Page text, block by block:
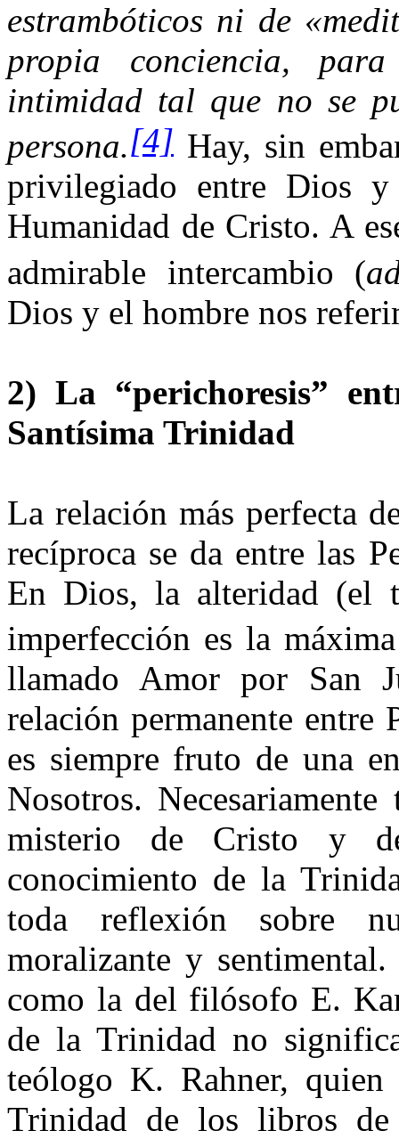
estrambóticos ni de
propia conciencia,
intimidad tal que no se
persona.[4] Hay, sin
privilegiado entre Dios
Humanidad de Cristo. A
admirable intercambio (
Dios y el hombre nos
2) La “perichoresis”
Santísima Trinidad
La relación más perfecta
recíproca se da entre las
En Dios, la alteridad (el
imperfección es la
llamado Amor por San
relación permanente entre
es siempre fruto de una
Nosotros.
misterio de Cristo y
conocimiento de la
toda reflexión sobre
moralizante y
como la del filósofo E.
de la Trinidad no
teólogo K. Rahner,
Trinidad de los libros